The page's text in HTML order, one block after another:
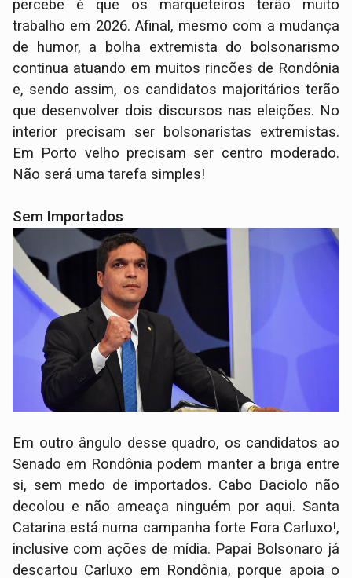
percebe é que os marqueteiros terão muito
trabalho em 2026. Afinal, mesmo com a mudança
de humor, a bolha extremista do bolsonarismo
continua atuando em muitos rincões de Rondônia
e, sendo assim, os candidatos majoritários terão
que desenvolver dois discursos nas eleições. No
interior precisam ser bolsonaristas extremistas.
Em Porto velho precisam ser centro moderado.
Não será uma tarefa simples!
Sem Importados
Em outro ângulo desse quadro, os candidatos ao
Senado em Rondônia podem manter a briga entre
si, sem medo de importados. Cabo Daciolo não
decolou e não ameaça ninguém por aqui. Santa
Catarina está numa campanha forte Fora Carluxo!,
inclusive com ações de mídia. Papai Bolsonaro já
descartou Carluxo em Rondônia, porque apoia o